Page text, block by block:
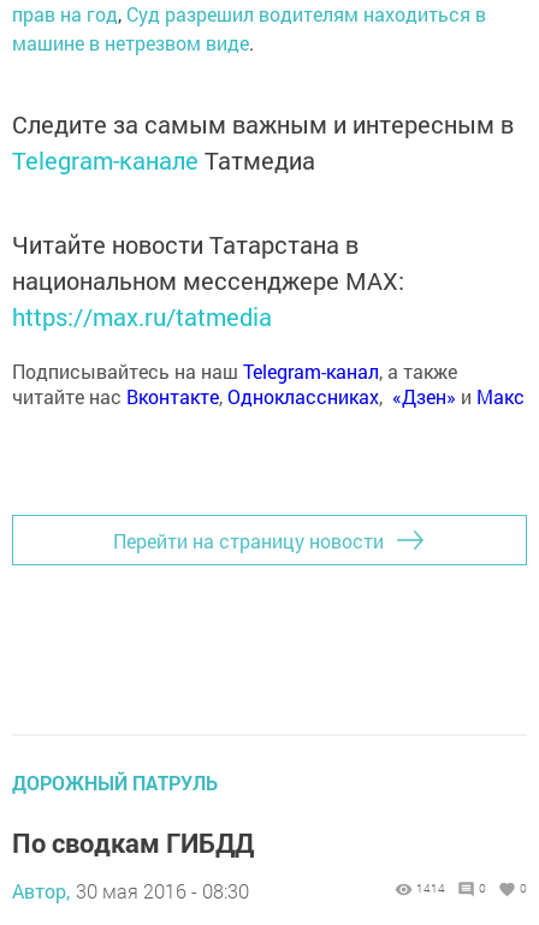
прав на год, Суд разрешил водителям находиться в
машине в нетрезвом виде.
Следите за самым важным и интересным в
Telegram-канале Татмедиа
Читайте новости Татарстана в
национальном мессенджере MАХ:
https://max.ru/tatmedia
Подписывайтесь на наш Telegram-канал, а также
читайте нас Вконтакте,Одноклассниках, «Дзен» и Макс
Перейти на страницу новости
ДОРОЖНЫЙ ПАТРУЛЬ
По сводкам ГИБДД
Автор, 30 мая 2016 - 08:30 1414 0 0